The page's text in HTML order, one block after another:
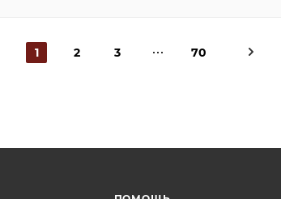
1 2 3 70